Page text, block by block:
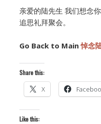
亲爱的陆先生 我们想念
追思礼拜聚会。
Go Back to Main悼念
Share this:
X
Like this: